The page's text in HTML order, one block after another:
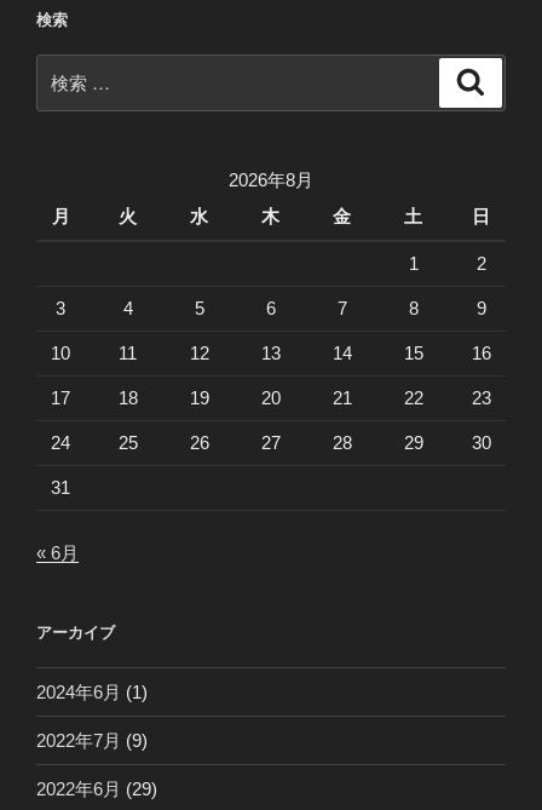
検索
索:
2026年8月
月
火 水 木 金 土 日
1 2
3 4 5 6 7 8 9
10 11 12 13 14 15 16
17 18 19 20 21 22 23
24 25 26 27 28 29 30
31
« 6月
アーカイブ
2024年6月 (1)
2022年7月 (9)
2022年6月 (29)